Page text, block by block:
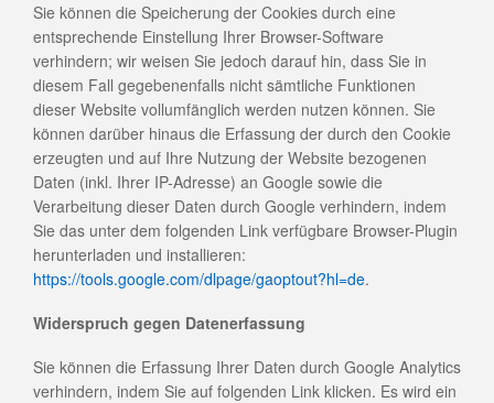
Sie können die Speicherung der Cookies durch eine
entsprechende Einstellung Ihrer Browser-Software
verhindern; wir weisen Sie jedoch darauf hin, dass Sie in
diesem Fall gegebenenfalls nicht sämtliche Funktionen
dieser Website vollumfänglich werden nutzen können. Sie
können darüber hinaus die Erfassung der durch den Cookie
erzeugten und auf Ihre Nutzung der Website bezogenen
Daten (inkl. Ihrer IP-Adresse) an Google sowie die
Verarbeitung dieser Daten durch Google verhindern, indem
Sie das unter dem folgenden Link verfügbare Browser-Plugin
herunterladen und installieren:
https://tools.google.com/dlpage/gaoptout?hl=de.
Widerspruch gegen Datenerfassung
Sie können die Erfassung Ihrer Daten durch Google Analytics
verhindern, indem Sie auf folgenden Link klicken. Es wird ein